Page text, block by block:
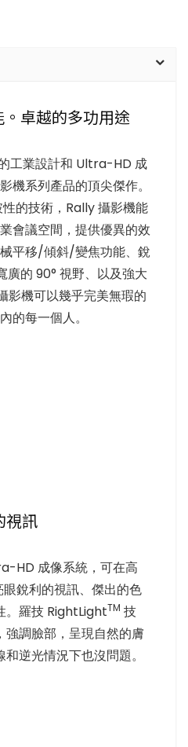
卓越的多功用途
工業設計和 Ultra-HD 成
機系列產品的頂尖傑作。
的技術，Rally 攝影機能
會議空間，提供優異的效
平移/傾斜/變焦功能、銳
廣的 90° 視野、以及強大
影機可以幾乎完美無瑕的
的每一個人。
視訊
HD 成像系統，可在高
銳利的視訊、傑出的色
。羅技 RightLightTM 技
調臉部，呈現自然的膚
逆光情況下也沒問題。